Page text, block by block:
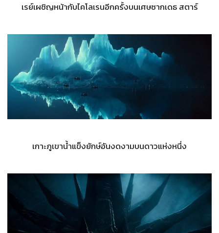
เรย์เผชิญหน้ากับไคโลเรนอีกครั้งบนเศษซากเดธ สตาร์
เกาะภูเขาน้ำแข็งยักษ์อันงดงามบนดาวแห่งหนึ่ง